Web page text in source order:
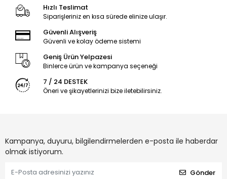
Hızlı Teslimat
Siparişleriniz en kısa sürede elinize ulaşır.
Güvenli Alışveriş
Güvenli ve kolay ödeme sistemi
Geniş Ürün Yelpazesi
Binlerce ürün ve kampanya seçeneği
7 / 24 DESTEK
Öneri ve şikayetlerinizi bize iletebilirsiniz.
Kampanya, duyuru, bilgilendirmelerden e-posta ile haberdar
olmak istiyorum.
Gönder